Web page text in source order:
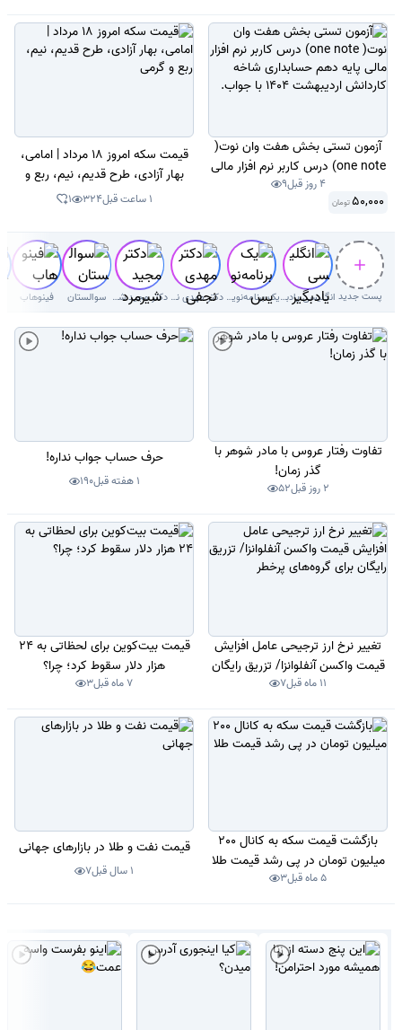
دارد.
آزمون تستی بخش هفت وان نوت(
one note) درس کاربر نرم افزار مالی
پایه دهم حسابداری شاخه کاردانش
اردیبهشت 1404 با جواب.
4 روز قبل 9
50,000تومان
قیمت سکه امروز 18 مرداد | امامی،
بهار آزادی، طرح قدیم، نیم، ربع و
گرمی
1 ساعت قبل 324
1
پست جدید انگلیسی یادبگیر یک برنامه‌نویس دکتر مهدی نجفی دلوئی دکتر‌ مجید شیرمردی‌ سوالستان فینوهاب
تفاوت رفتار عروس با مادر شوهر با
گذر زمان!
2 روز قبل 52
حرف حساب جواب نداره!
1 هفته قبل 190
تغییر نرخ ارز ترجیحی عامل افزایش
قیمت واکسن آنفلوانزا/ تزریق رایگان
برای گروه‌های پرخطر
11 ماه قبل 7
قیمت بیت‌کوین برای لحظاتی به 24
هزار دلار سقوط کرد؛ چرا؟
7 ماه قبل 3
بازگشت قیمت سکه به کانال 200
میلیون تومان در پی رشد قیمت طلا
5 ماه قبل 3
قیمت نفت و طلا در بازارهای جهانی
1 سال قبل 7